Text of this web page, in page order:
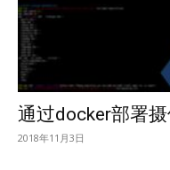
通过docker部署
2018年11月3日